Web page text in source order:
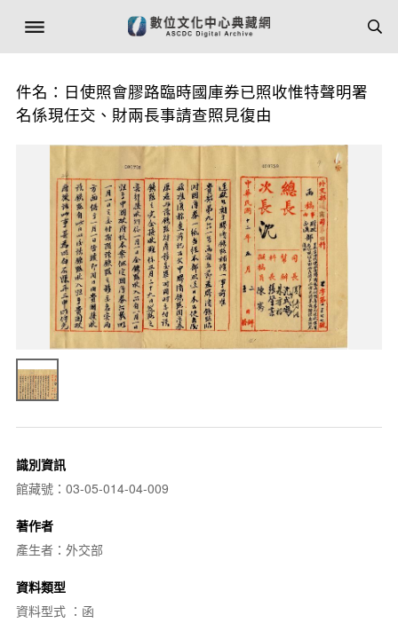
件名：日使照會膠路臨時國庫券已照收惟特聲明署
名係現任交、財兩長事請查照見復由
識別資訊
館藏號：03-05-014-04-009
著作者
產生者：外交部
資料類型
資料型式 ：函